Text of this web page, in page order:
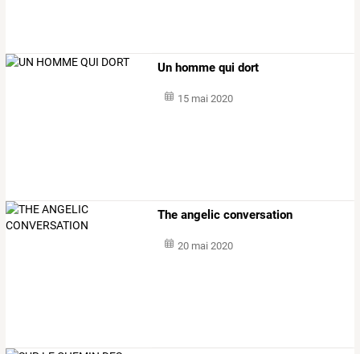
Un homme qui dort
15 mai 2020
The angelic conversation
20 mai 2020